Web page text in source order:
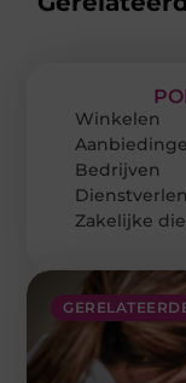
Winkelen
Bedrijven
Zakelijke